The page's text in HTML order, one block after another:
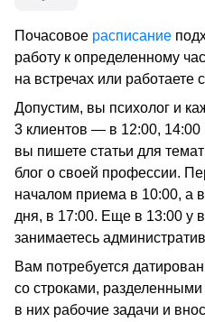
Почасовое расписание
работу к определенному
на встречах или работаете
Допустим, вы психолог и
3 клиентов — в 12:00,
вы пишете статьи для
блог о своей профессии.
началом приема в 10:00, а
дня, в 17:00. Еще в 13:00 у
занимаетесь
Вам потребуется
со строками,
в них рабочие задачи и